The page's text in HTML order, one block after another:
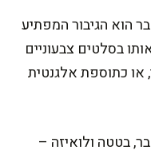
הוא הגיבור המפתיע
בסלטים צבעוניים
או כתוספת אלגנטית
בטטה ולואיזה –